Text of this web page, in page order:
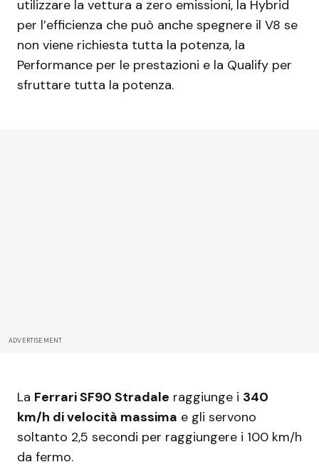
utilizzare la vettura a zero emissioni, la Hybrid
per l’efficienza che può anche spegnere il V8 se
non viene richiesta tutta la potenza, la
Performance per le prestazioni e la Qualify per
sfruttare tutta la potenza.
ADVERTISEMENT
La Ferrari SF90 Stradale raggiunge i 340
km/h di velocità massima e gli servono
soltanto 2,5 secondi per raggiungere i 100 km/h
da fermo.